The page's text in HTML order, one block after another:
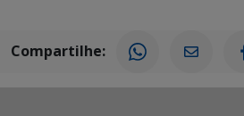
Compartilhe: